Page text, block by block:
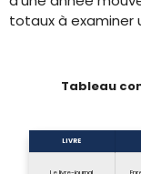
totaux à examiner
Tableau
LIVRE